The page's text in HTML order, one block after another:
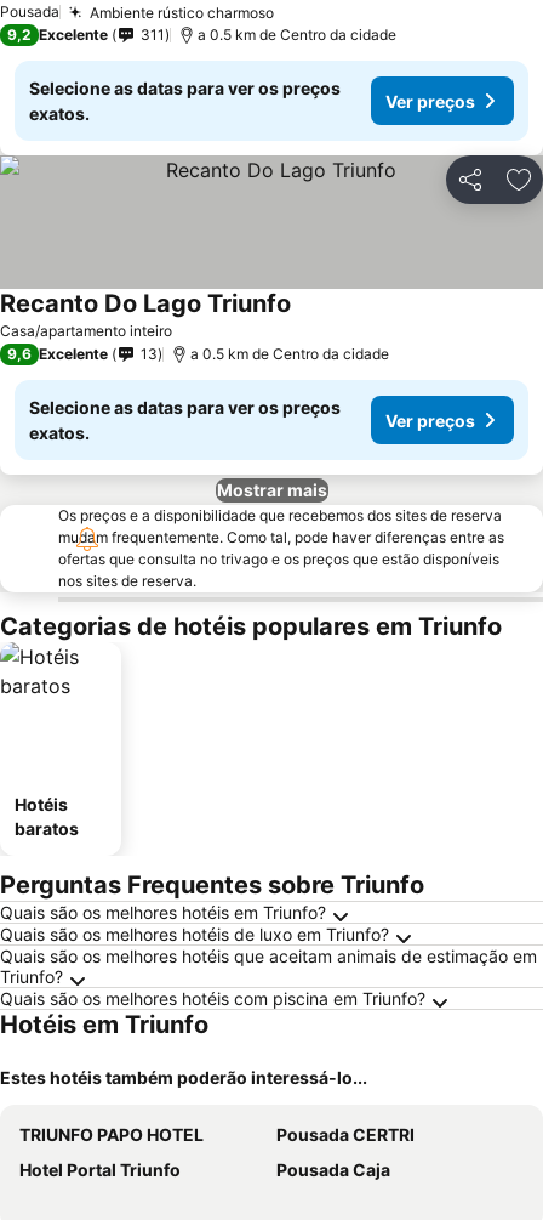
Pousada Ambiente rústico charmoso
9,2 Excelente 311 a 0.5 km de Centro da cidade
Selecione as datas para ver os preços
exatos.
Ver preços
Partilhar
Casa/apartamento inteiro
Recanto Do Lago Triunfo
9,6 Excelente 13 a 0.5 km de Centro da cidade
Selecione as datas para ver os preços
exatos.
Ver preços
Mostrar mais
Os preços e a disponibilidade que recebemos dos sites de reserva
mudam frequentemente. Como tal, pode haver diferenças entre as
ofertas que consulta no trivago e os preços que estão disponíveis
nos sites de reserva.
Categorias de hotéis populares em Triunfo
Hotéis
baratos
Perguntas Frequentes sobre Triunfo
Quais são os melhores hotéis em Triunfo?
Quais são os melhores hotéis de luxo em Triunfo?
Quais são os melhores hotéis que aceitam animais de estimação em
Triunfo?
Quais são os melhores hotéis com piscina em Triunfo?
Hotéis em Triunfo
Estes hotéis também poderão interessá-lo...
TRIUNFO PAPO HOTEL
Pousada CERTRI
Hotel Portal Triunfo
Pousada Caja